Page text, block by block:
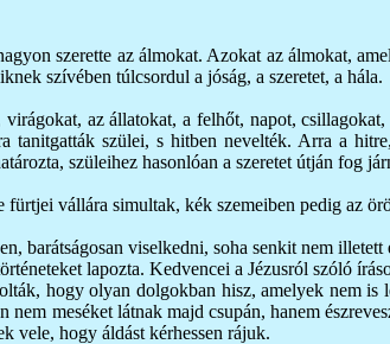
szerette az álmokat. Azokat az álmokat,
szívében túlcsordul a jóság, a szeretet, a hála.
virágokat, az állatokat, a felhőt, napot,
szülei, s hitben nevelték. Arra a
szüleihez hasonlóan a szeretet útján fog
fürtjei vállára simultak, kék szemeiben pedig az
barátságosan viselkedni, soha senkit nem
lapozta. Kedvencei a Jézusról szóló
hogy olyan dolgokban hisz, amelyek nem
nem meséket látnak majd csupán, hanem
vele, hogy áldást kérhessen rájuk.